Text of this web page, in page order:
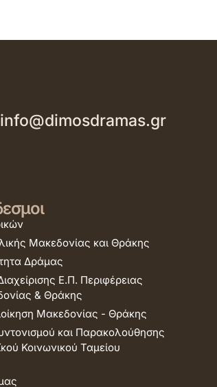
info@dimosdramas.gr
Μακεδονίας και Θράκης
Δράμας
Ε.Π. Περιφέρειας
& Θράκης
Μακεδονίας - Θράκης
και Παρακολούθησης
Κοινωνικού Ταμείου